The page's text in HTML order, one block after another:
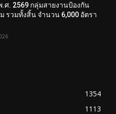
ศ. 2569 กลุ่มสายงานป้องกัน
รวมทั้งสิ้น จำนวน 6,000 อัตรา
1354
1113